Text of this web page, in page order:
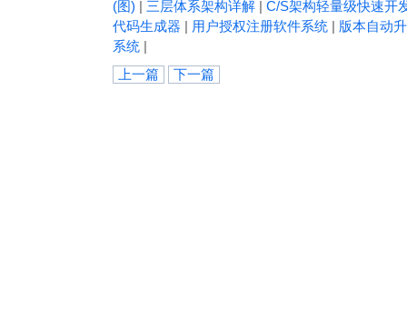
(图) | 三层体系架构详解 | C/S架构轻量级快速开
代码生成器 | 用户授权注册软件系统 | 版本自动
系统 |
上一篇
下一篇